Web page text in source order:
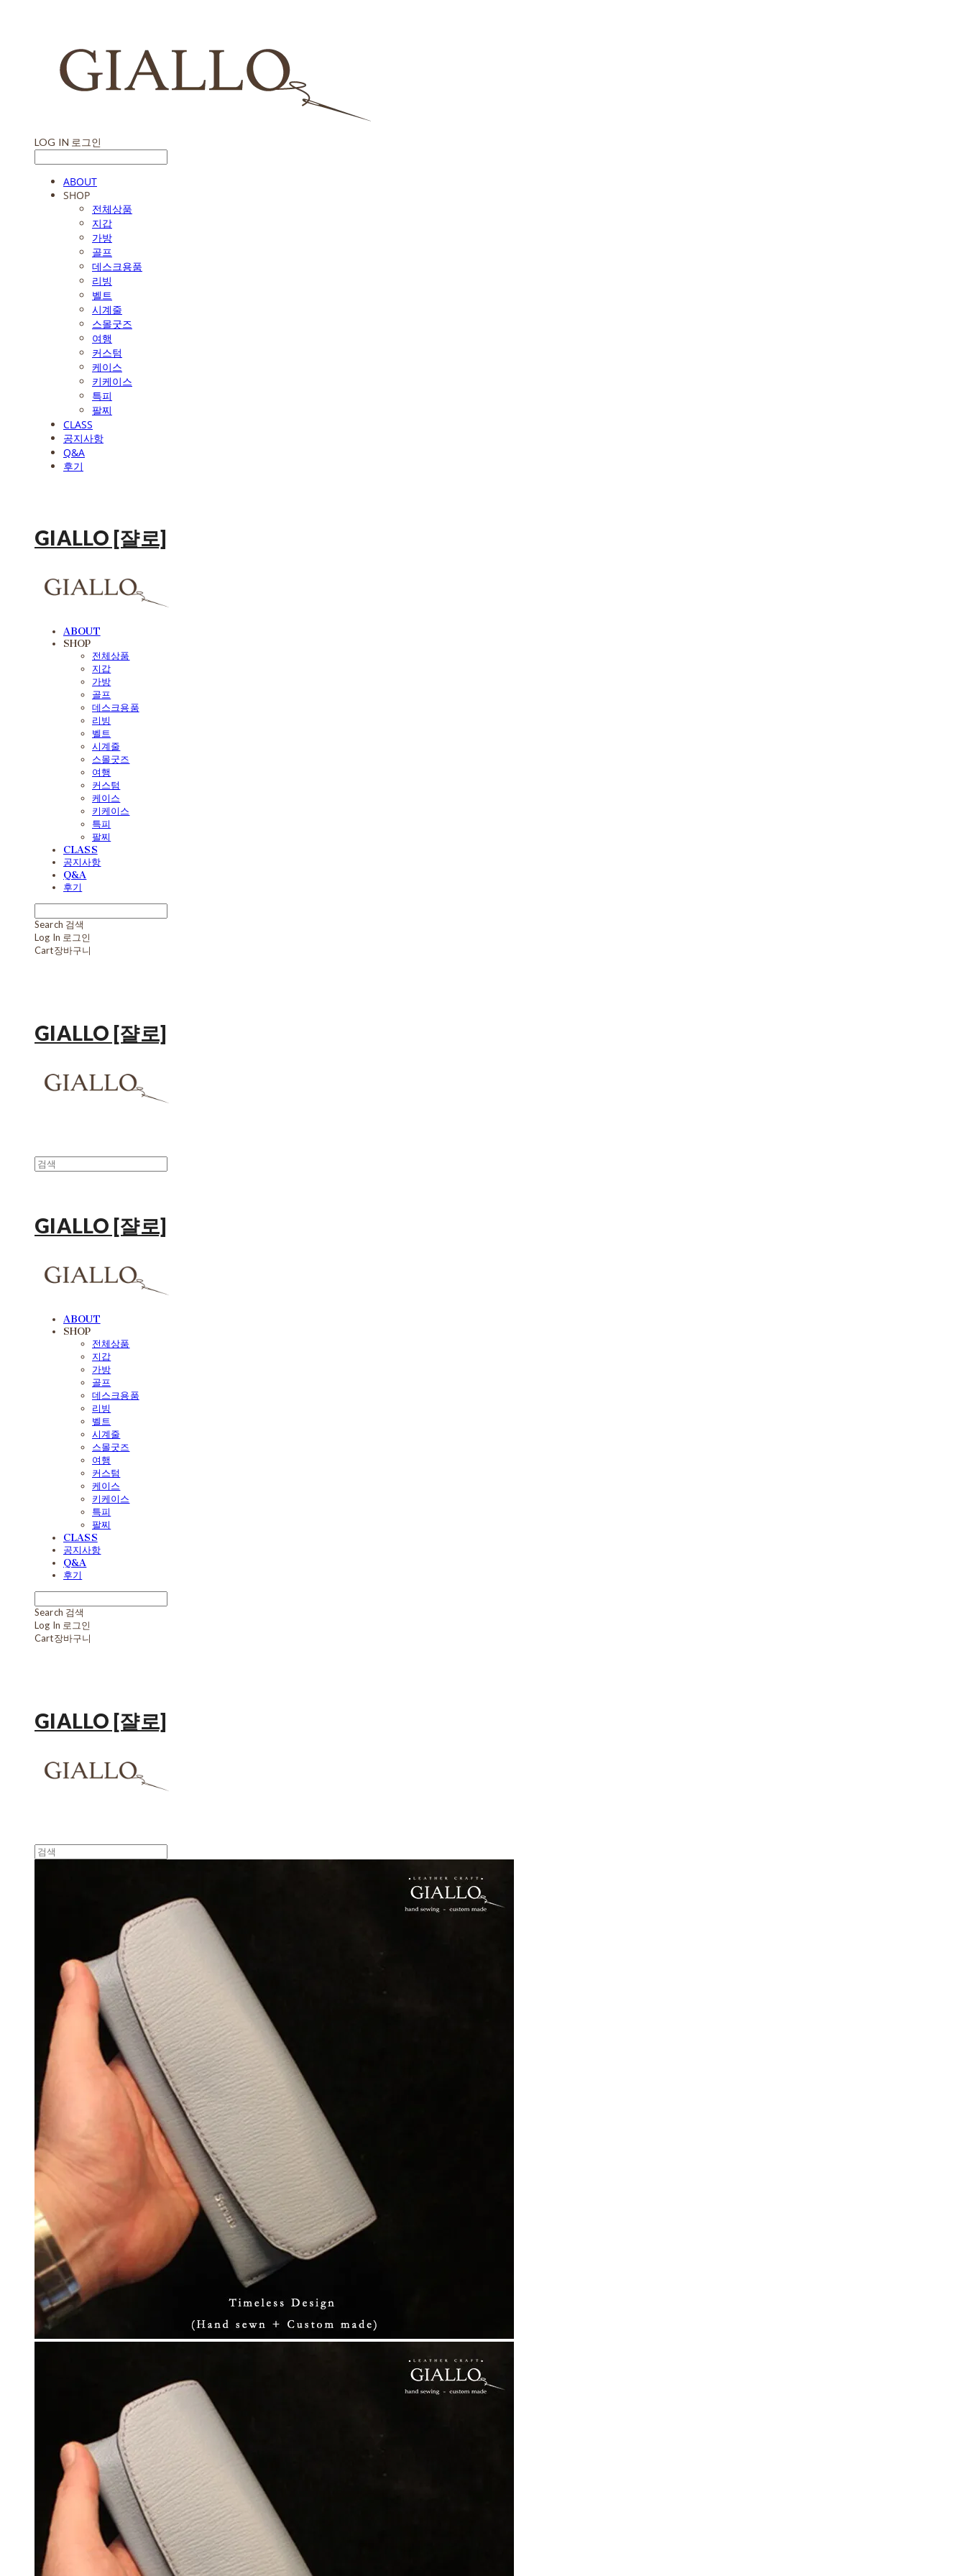
LOG IN 로그인
ABOUT
SHOP
전체상품
지갑
가방
골프
데스크용품
리빙
벨트
시계줄
스몰굿즈
여행
커스텀
케이스
키케이스
특피
팔찌
CLASS
공지사항
Q&A
후기
GIALLO [쟐로]
ABOUT
SHOP
전체상품
지갑
가방
골프
데스크용품
리빙
벨트
시계줄
스몰굿즈
여행
커스텀
케이스
키케이스
특피
팔찌
CLASS
공지사항
Q&A
후기
Search 검색
Log In 로그인
Cart장바구니
GIALLO [쟐로]
GIALLO [쟐로]
ABOUT
SHOP
전체상품
지갑
가방
골프
데스크용품
리빙
벨트
시계줄
스몰굿즈
여행
커스텀
케이스
키케이스
특피
팔찌
CLASS
공지사항
Q&A
후기
Search 검색
Log In 로그인
Cart장바구니
GIALLO [쟐로]